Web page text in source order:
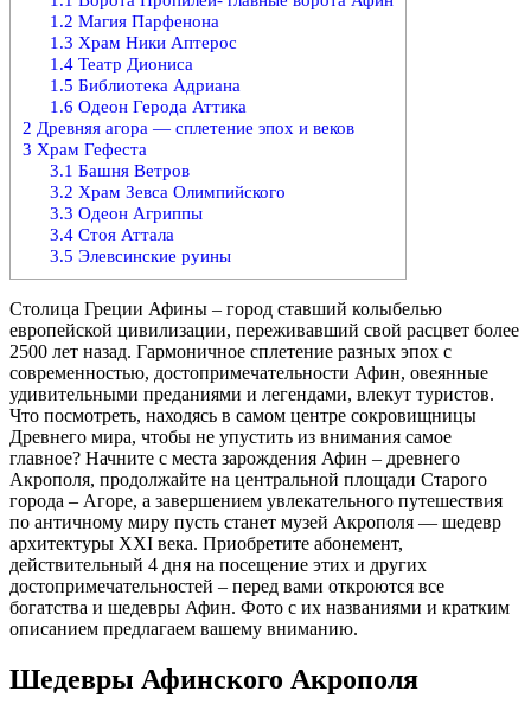
1.2 Магия Парфенона
1.3 Храм Ники Аптерос
1.4Театр Диониса
1.5 Библиотека Адриана
1.6 Одеон Герода Аттика
2 Древняя агора — сплетение эпох и веков
3 Храм Гефеста
3.1 Башня Ветров
3.2 Храм Зевса Олимпийского
3.3 Одеон Агриппы
3.4Стоя Аттала
3.5 Элевсинские руины
Столица Греции Афины – город ставший колыбелью
европейской цивилизации, переживавший свой расцвет более
2500 лет назад. Гармоничное сплетение разных эпох с
современностью, достопримечательности Афин, овеянные
удивительными преданиями и легендами, влекут туристов.
Что посмотреть, находясь в самом центре сокровищницы
Древнего мира, чтобы не упустить из внимания самое
главное? Начните с места зарождения Афин – древнего
Акрополя, продолжайте на центральной площади Старого
города – Агоре, а завершением увлекательного путешествия
по античному миру пусть станет музей Акрополя — шедевр
архитектуры ХХI века. Приобретите абонемент,
действительный 4 дня на посещение этих и других
достопримечательностей – перед вами откроются все
богатства и шедевры Афин. Фото с их названиями и кратким
описанием предлагаем вашему вниманию.
Шедевры Афинского Акрополя